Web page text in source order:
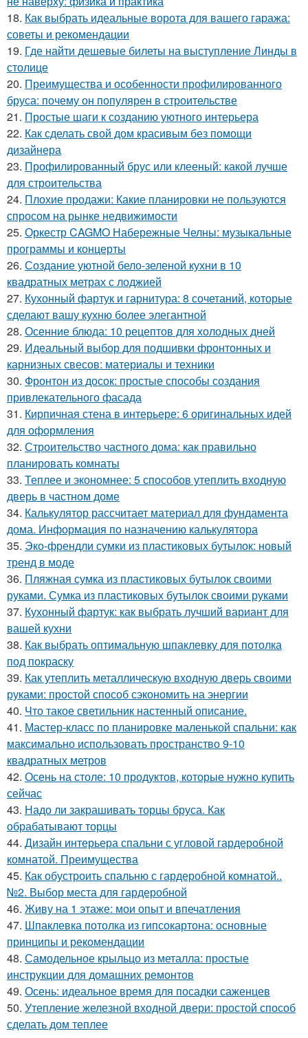
18. Как выбрать идеальные ворота для вашего гаража:
советы и рекомендации
19. Где найти дешевые билеты на выступление Линды в
столице
20. Преимущества и особенности профилированного
бруса: почему он популярен в строительстве
21. Простые шаги к созданию уютного интерьера
22. Как сделать свой дом красивым без помощи
дизайнера
23. Профилированный брус или клееный: какой лучше
для строительства
24. Плохие продажи: Какие планировки не пользуются
спросом на рынке недвижимости
25. Оркестр CAGMO Набережные Челны: музыкальные
программы и концерты
26. Создание уютной бело-зеленой кухни в 10
квадратных метрах с лоджией
27. Кухонный фартук и гарнитура: 8 сочетаний, которые
сделают вашу кухню более элегантной
28. Осенние блюда: 10 рецептов для холодных дней
29. Идеальный выбор для подшивки фронтонных и
карнизных свесов: материалы и техники
30. Фронтон из досок: простые способы создания
привлекательного фасада
31. Кирпичная стена в интерьере: 6 оригинальных идей
для оформления
32. Строительство частного дома: как правильно
планировать комнаты
33. Теплее и экономнее: 5 способов утеплить входную
дверь в частном доме
34. Калькулятор рассчитает материал для фундамента
дома. Информация по назначению калькулятора
35. Эко-френдли сумки из пластиковых бутылок: новый
тренд в моде
36. Пляжная сумка из пластиковых бутылок своими
руками. Сумка из пластиковых бутылок своими руками
37. Кухонный фартук: как выбрать лучший вариант для
вашей кухни
38. Как выбрать оптимальную шпаклевку для потолка
под покраску
39. Как утеплить металлическую входную дверь своими
руками: простой способ сэкономить на энергии
40. Что такое светильник настенный описание.
41. Мастер-класс по планировке маленькой спальни: как
максимально использовать пространство 9-10
квадратных метров
42. Осень на столе: 10 продуктов, которые нужно купить
сейчас
43. Надо ли закрашивать торцы бруса. Как
обрабатывают торцы
44. Дизайн интерьера спальни с угловой гардеробной
комнатой. Преимущества
45. Как обустроить спальню с гардеробной комнатой..
№2. Выбор места для гардеробной
46. Живу на 1 этаже: мои опыт и впечатления
47. Шпаклевка потолка из гипсокартона: основные
принципы и рекомендации
48. Самодельное крыльцо из металла: простые
инструкции для домашних ремонтов
49. Осень: идеальное время для посадки саженцев
50. Утепление железной входной двери: простой способ
сделать дом теплее